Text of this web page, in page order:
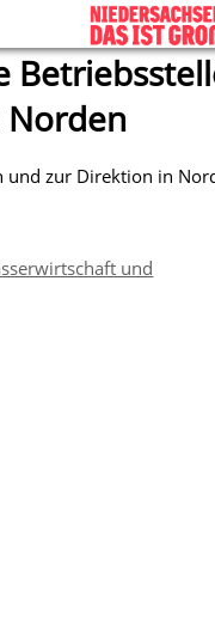
und zur Direktion in
und